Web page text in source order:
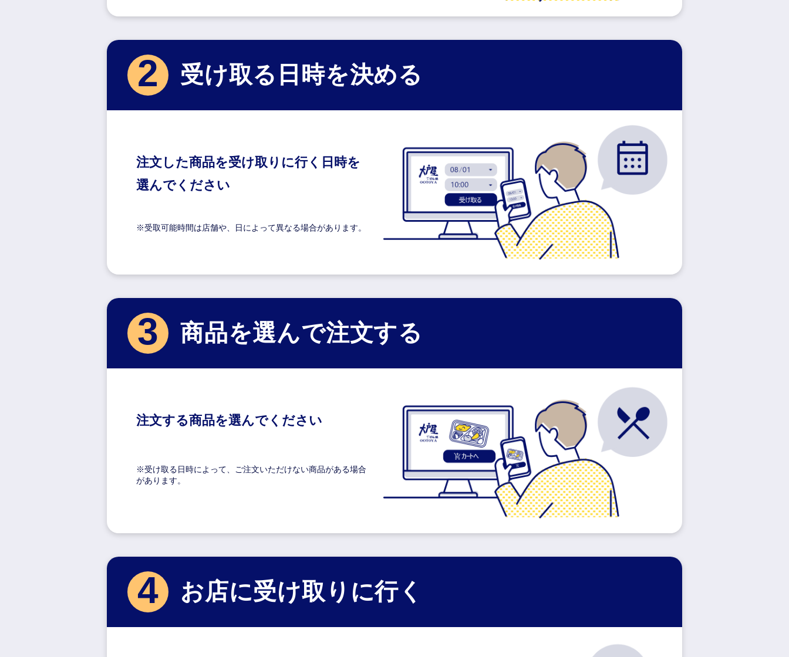
2 受け取る日時を決める
注文した商品を受け取りに行く日時を
選んでください
※受取可能時間は店舗や、日によって異なる場合があります。
3 商品を選んで注文する
注文する商品を選んでください
※受け取る日時によって、
ご注文いただけない商品がある場合
があります。
4 お店に受け取りに行く